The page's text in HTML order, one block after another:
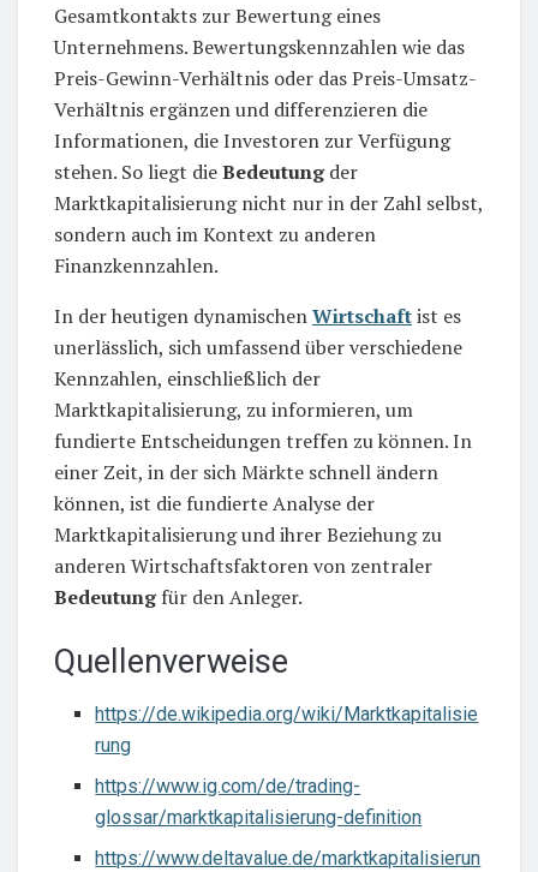
Gesamtkontakts zur Bewertung eines
Unternehmens. Bewertungskennzahlen wie das
Preis-Gewinn-Verhältnis oder das Preis-Umsatz-
Verhältnis ergänzen und differenzieren die
Informationen, die Investoren zur Verfügung
stehen. So liegt dieBedeutungder
Marktkapitalisierung nicht nur in der Zahl selbst,
sondern auch im Kontext zu anderen
Finanzkennzahlen.
In der heutigen dynamischenWirtschaftist es
unerlässlich, sich umfassend über verschiedene
Kennzahlen, einschließlich der
Marktkapitalisierung, zu informieren, um
fundierte Entscheidungen treffen zu können. In
einer Zeit, in der sich Märkte schnell ändern
können, ist die fundierte Analyse der
Marktkapitalisierung und ihrer Beziehung zu
anderen Wirtschaftsfaktoren von zentraler
Bedeutungfür den Anleger.
Quellenverweise
https://de.wikipedia.org/wiki/Marktkapitalisie
rung
https://www.ig.com/de/trading-
glossar/marktkapitalisierung-definition
https://www.deltavalue.de/marktkapitalisierun